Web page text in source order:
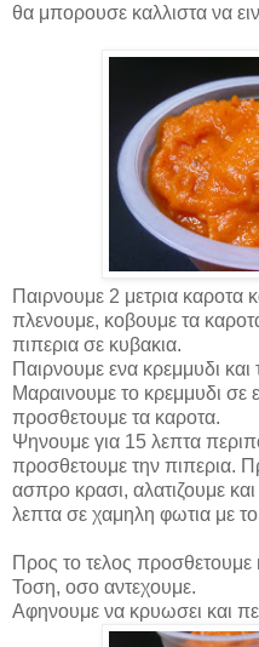
θα μπορουσε καλλιστα να
Παιρνουμε 2 μετρια καροτα
πλενουμε, κοβουμε τα
πιπερια σε κυβακια.
Παιρνουμε ενα κρεμμυδι και
Μαραινουμε το κρεμμυδι σε
προσθετουμε τα καροτα.
Ψηνουμε για 15 λεπτα
προσθετουμε την πιπερια.
ασπρο κρασι, αλατιζουμε
λεπτα σε χαμηλη φωτια με
Προς το τελος προσθετουμε
Τοση, οσο αντεχουμε.
Αφηνουμε να κρυωσει και